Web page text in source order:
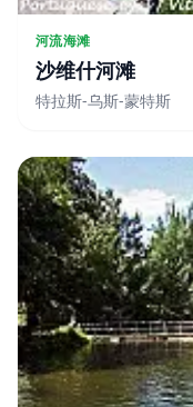
河流海滩
沙维什河滩
特拉斯-乌斯-蒙特斯